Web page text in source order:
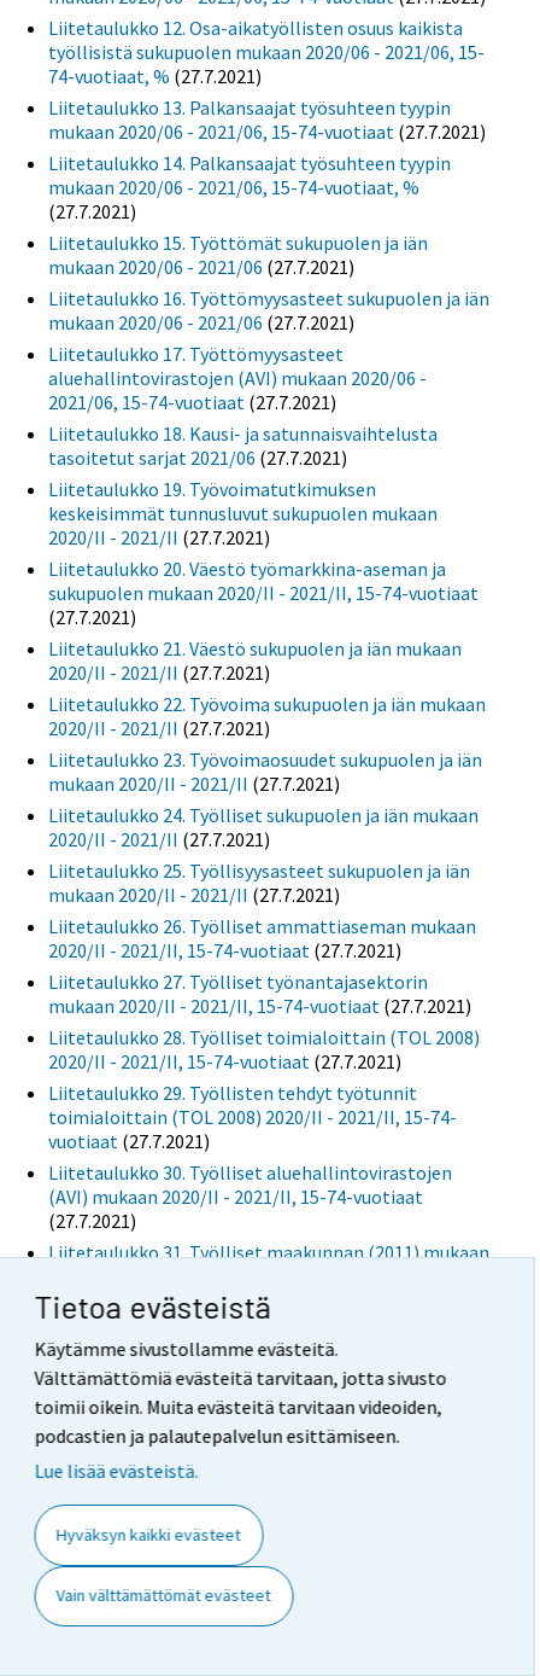
Tietoa evästeistä
Käytämme sivustollamme evästeitä.
Välttämättömiä evästeitä tarvitaan, jotta sivusto
toimii oikein. Muita evästeitä tarvitaan videoiden,
podcastien ja palautepalvelun esittämiseen.
Lue lisää evästeistä.
Hyväksyn kaikki evästeet
Vain välttämättömät evästeet
Liitetaulukko 12. Osa-aikatyöllisten osuus kaikista
työllisistä sukupuolen mukaan 2020/06 - 2021/06, 15-
74-vuotiaat, % (27.7.2021)
Liitetaulukko 13. Palkansaajat työsuhteen tyypin
mukaan 2020/06 - 2021/06, 15-74-vuotiaat (27.7.2021)
Liitetaulukko 14. Palkansaajat työsuhteen tyypin
mukaan 2020/06 - 2021/06, 15-74-vuotiaat, %
(27.7.2021)
Liitetaulukko 15. Työttömät sukupuolen ja iän
mukaan 2020/06 - 2021/06 (27.7.2021)
Liitetaulukko 16. Työttömyysasteet sukupuolen ja iän
mukaan 2020/06 - 2021/06 (27.7.2021)
Liitetaulukko 17. Työttömyysasteet
aluehallintovirastojen (AVI) mukaan 2020/06 -
2021/06, 15-74-vuotiaat (27.7.2021)
Liitetaulukko 18. Kausi- ja satunnaisvaihtelusta
tasoitetut sarjat 2021/06 (27.7.2021)
Liitetaulukko 19. Työvoimatutkimuksen
keskeisimmät tunnusluvut sukupuolen mukaan
2020/II - 2021/II (27.7.2021)
Liitetaulukko 20. Väestö työmarkkina-aseman ja
sukupuolen mukaan 2020/II - 2021/II, 15-74-vuotiaat
(27.7.2021)
Liitetaulukko 21. Väestö sukupuolen ja iän mukaan
2020/II - 2021/II (27.7.2021)
Liitetaulukko 22. Työvoima sukupuolen ja iän mukaan
2020/II - 2021/II (27.7.2021)
Liitetaulukko 23. Työvoimaosuudet sukupuolen ja iän
mukaan 2020/II - 2021/II (27.7.2021)
Liitetaulukko 24. Työlliset sukupuolen ja iän mukaan
2020/II - 2021/II (27.7.2021)
Liitetaulukko 25. Työllisyysasteet sukupuolen ja iän
mukaan 2020/II - 2021/II (27.7.2021)
Liitetaulukko 26. Työlliset ammattiaseman mukaan
2020/II - 2021/II, 15-74-vuotiaat (27.7.2021)
Liitetaulukko 27. Työlliset työnantajasektorin
mukaan 2020/II - 2021/II, 15-74-vuotiaat (27.7.2021)
Liitetaulukko 28. Työlliset toimialoittain (TOL 2008)
2020/II - 2021/II, 15-74-vuotiaat (27.7.2021)
Liitetaulukko 29. Työllisten tehdyt työtunnit
toimialoittain (TOL 2008) 2020/II - 2021/II, 15-74-
vuotiaat (27.7.2021)
Liitetaulukko 30. Työlliset aluehallintovirastojen
(AVI) mukaan 2020/II - 2021/II, 15-74-vuotiaat
(27.7.2021)
Liitetaulukko 31. Työlliset maakunnan (2011) mukaan
Liitetaulukko 32. Osa-aikatyölliset sukupuolen
Liitetaulukko 33. Osa-aikatyöllisten osuus kaikista
työllisistä sukupuolen mukaan 2020/II - 2021/II, 15-
74-vuotiaat, %(27.7.2021)
Liitetaulukko 34. Palkansaajat toimialoittain (TOL
2008) 2020/II - 2021/II, 15-74-vuotiaat
toimialoittain (TOL 2008) 2020/II - 2021/II, 15-74-
vuotiaat(27.7.2021)
Liitetaulukko 36. Palkansaajat työsuhteen tyypin
mukaan 2020/II - 2021/II, 15-74-vuotiaat
Liitetaulukko 37. Palkansaajat työsuhteen tyypin